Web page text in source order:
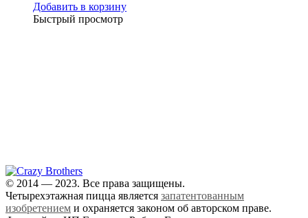
Добавить в корзину
Быстрый просмотр
© 2014 — 2023. Все права защищены.
Четырехэтажная пицца является запатентованным
изобретением и охраняется законом об авторском праве.